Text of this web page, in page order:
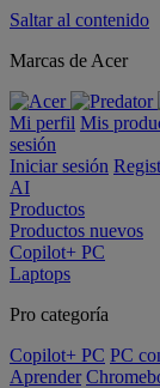
Saltar al contenido
Marcas de Acer
Mi perfil Mis
sesión
Iniciar sesión
AI
Productos
Productos nuevos
Copilot+ PC
Laptops
Pro categoría
Copilot+ PC PC
Aprender